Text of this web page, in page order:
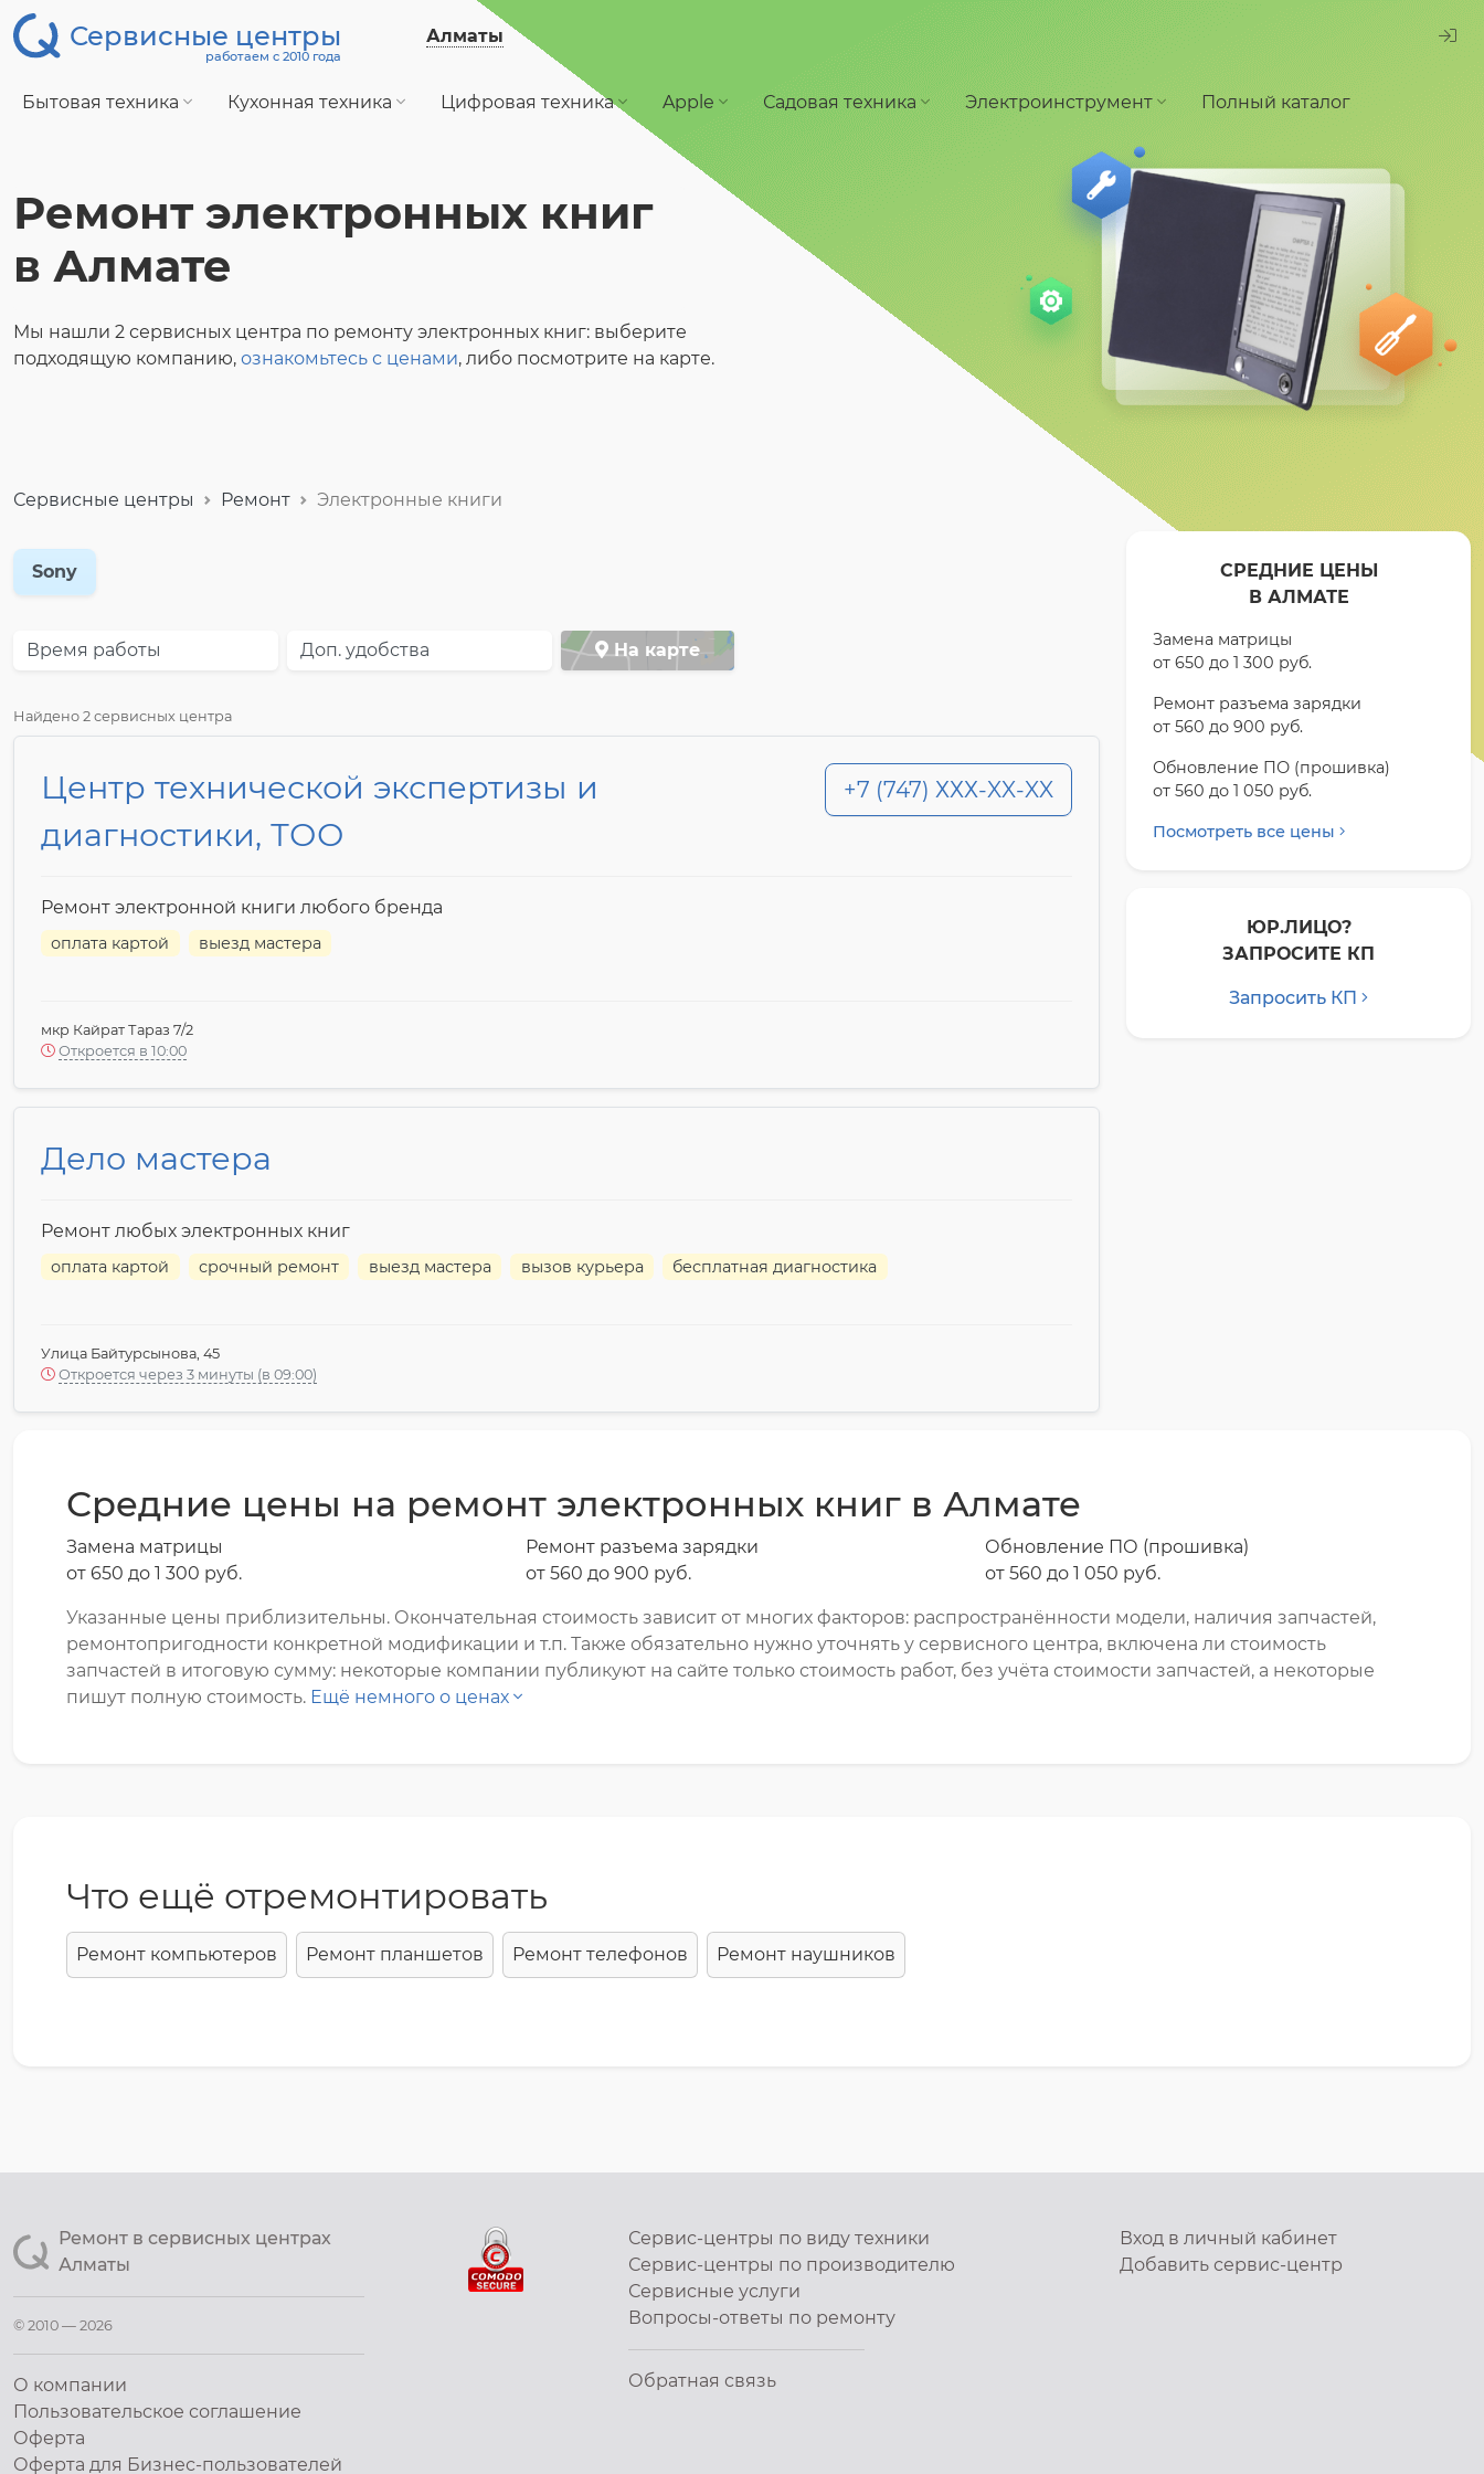
Сервисные центры
работаем с 2010 года
Алматы
Бытовая техника Кухонная техника Цифровая техника Apple Садовая техника Электроинструмент Полный каталог
Ремонт электронных книг
в Алмате
Мы нашли 2 сервисных центра по ремонту электронных книг: выберите
подходящую компанию, ознакомьтесь с ценами, либо посмотрите на карте.
Сервисные центры Ремонт Электронные книги
Sony
Время работы Доп. удобства На карте
Найдено 2 сервисных центра
Центр технической экспертизы и
диагностики, ТОО
+7 (747) ХХХ-XX-XX
Ремонт электронной книги любого бренда
оплата картой выезд мастера
мкр Кайрат Тараз 7/2
Откроется в 10:00
Дело мастера
Ремонт любых электронных книг
оплата картой срочный ремонт выезд мастера вызов курьера бесплатная диагностика
Улица Байтурсынова, 45
Откроется через 3 минуты (в 09:00)
СРЕДНИЕ ЦЕНЫ
В АЛМАТЕ
Замена матрицы
от 650 до 1 300 pyб.
Ремонт разъема зарядки
от 560 до 900 pyб.
Обновление ПО (прошивка)
от 560 до 1 050 pyб.
Посмотреть все цены
ЮР.ЛИЦО?
ЗАПРОСИТЕ КП
Запросить КП
Средние цены на ремонт электронных книг в Алмате
Замена матрицы
от 650 до 1 300 pyб.
Ремонт разъема зарядки
от 560 до 900 pyб.
Обновление ПО (прошивка)
от 560 до 1 050 pyб.
Указанные цены приблизительны. Окончательная стоимость зависит от многих факторов: распространённости модели, наличия запчастей,
ремонтопригодности конкретной модификации и т.п. Также обязательно нужно уточнять у сервисного центра, включена ли стоимость
запчастей в итоговую сумму: некоторые компании публикуют на сайте только стоимость работ, без учёта стоимости запчастей, а некоторые
пишут полную стоимость. Ещё немного о ценах
Что ещё отремонтировать
Ремонт компьютеров Ремонт планшетов Ремонт телефонов Ремонт наушников
Ремонт в сервисных центрах
Алматы
© 2010 — 2026
О компании
Пользовательское соглашение
Оферта
Оферта для Бизнес-пользователей
Сервис-центры по виду техники
Сервис-центры по производителю
Сервисные услуги
Вопросы-ответы по ремонту
Обратная связь
Вход в личный кабинет
Добавитьсервис-центр